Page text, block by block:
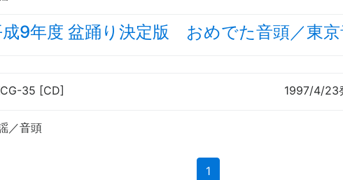
9年度 盆踊り決定版 おめでた音頭／東京
35 [CD] 1997/4/23
／音頭
1(current)